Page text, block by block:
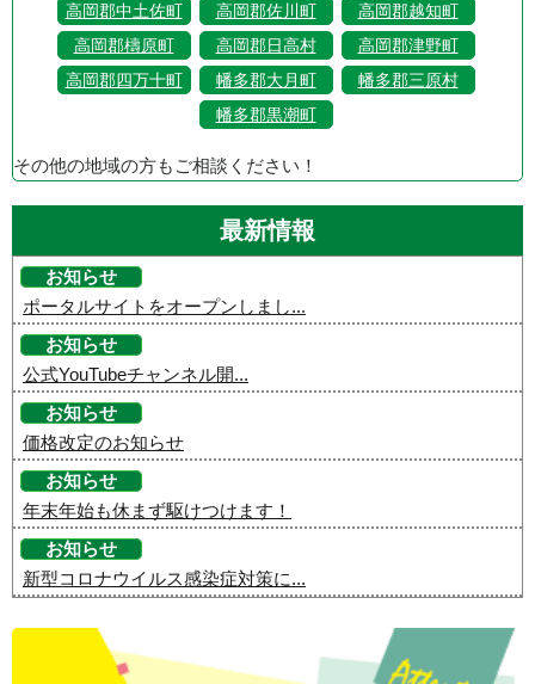
高岡郡中土佐町
高岡郡佐川町
高岡郡越知町
高岡郡檮原町
高岡郡日高村
高岡郡津野町
高岡郡四万十町
幡多郡大月町
幡多郡三原村
幡多郡黒潮町
その他の地域の方もご相談ください！
最新情報
お知らせ
ポータルサイトをオープンしまし...
お知らせ
公式YouTubeチャンネル開...
お知らせ
価格改定のお知らせ
お知らせ
年末年始も休まず駆けつけます！
お知らせ
新型コロナウイルス感染症対策に...